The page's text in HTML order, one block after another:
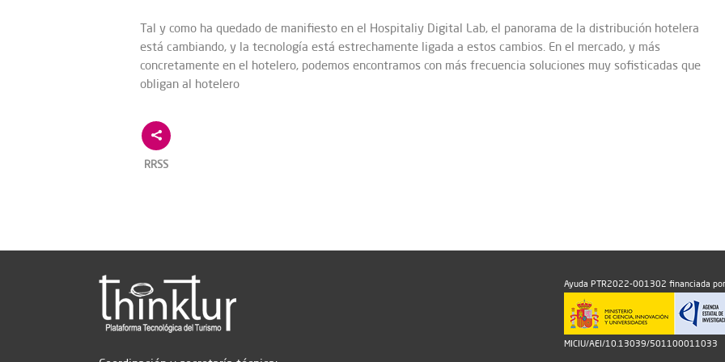
Tal y como ha quedado de manifiesto en el Hospitaliy Digital Lab, el panorama de la distribución hotelera
está cambiando, y la tecnología está estrechamente ligada a estos cambios. En el mercado, y más
concretamente en el hotelero, podemos encontramos con más frecuencia soluciones muy sofisticadas que
obligan al hotelero
RRSS
Ayuda PTR2022-001302 financiada
MICIU/AEI/10.13039/501100011033